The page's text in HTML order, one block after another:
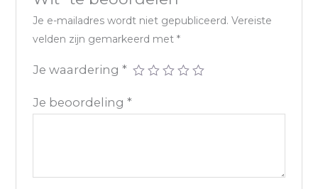
Je e-mailadres wordt niet gepubliceerd. Vereiste
velden zijn gemarkeerd met *
Je waardering *
Je beoordeling *